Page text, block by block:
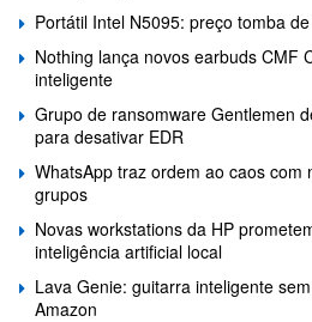
Portátil Intel N5095: preço tomba
Nothing lança novos earbuds CMF
inteligente
Grupo de ransomware Gentlemen
para desativar EDR
WhatsApp traz ordem ao caos com
grupos
Novas workstations da HP
inteligência artificial local
Lava Genie: guitarra inteligente
Amazon